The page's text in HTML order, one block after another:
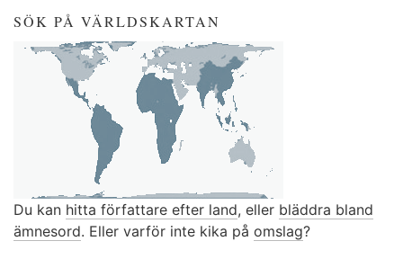
SÖK PÅ VÄRLDSKARTAN
Du kan hitta författare efter land, eller bläddra bland
ämnesord. Eller varför inte kika på omslag?